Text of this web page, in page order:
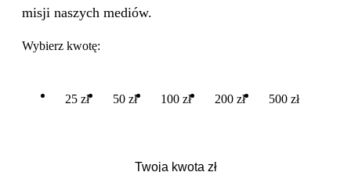
misji naszych mediów.
Wybierz kwotę:
25 zł 50 zł 100 zł 200 zł 500 zł